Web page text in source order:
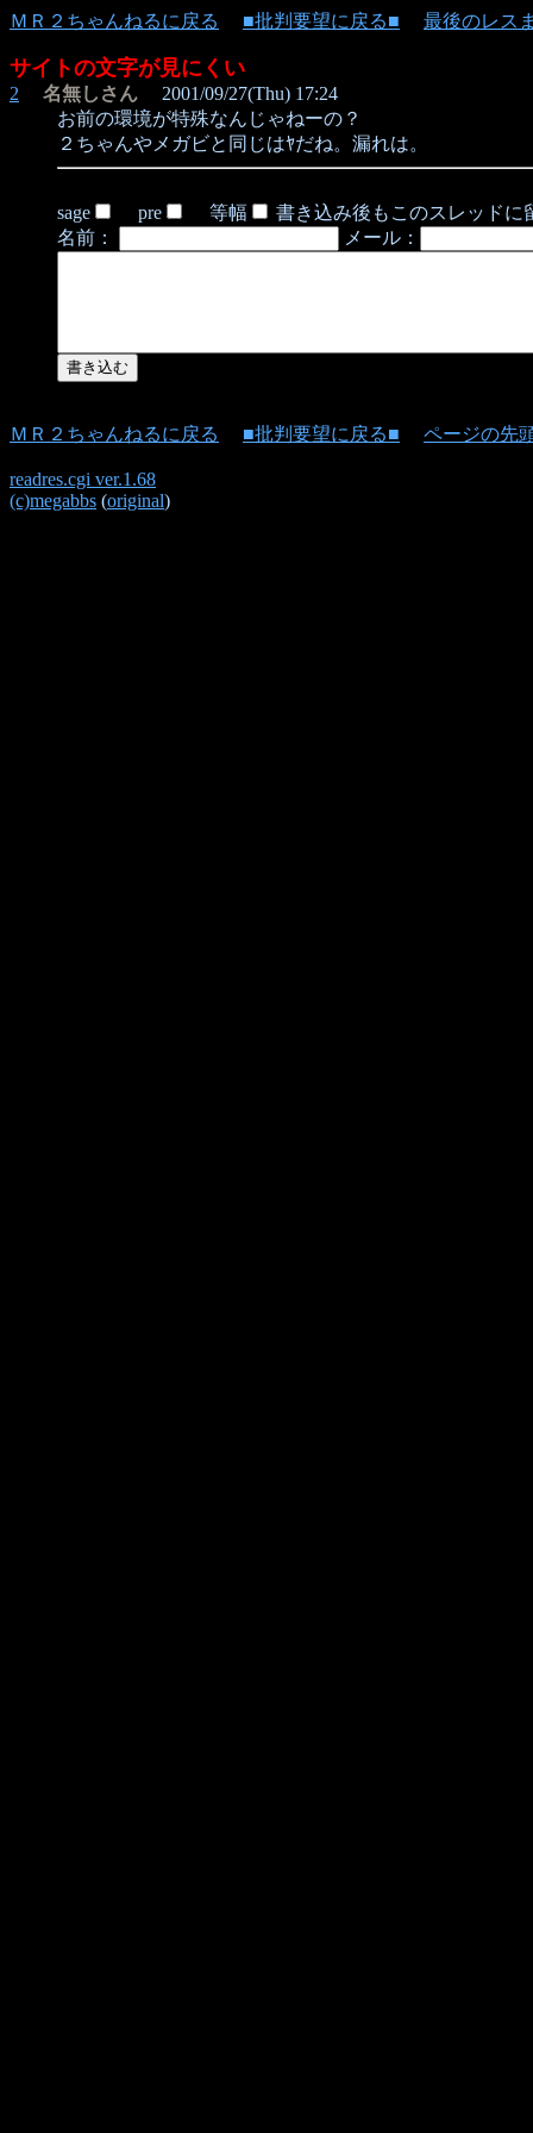
ＭＲ２ちゃんねるに戻る ■批判要望に戻る■ 最後のレス
サイトの文字が見にくい
2 名無しさん 2001/09/27(Thu) 17:24
お前の環境が特殊なんじゃねーの？
２ちゃんやメガビと同じはﾔだね。漏れは。
sage pre 等幅
書き込み後もこのスレッドに
名前：
メール：
ＭＲ２ちゃんねるに戻る ■批判要望に戻る■ ページの先
readres.cgi ver.1.68
(c)megabbs (original)